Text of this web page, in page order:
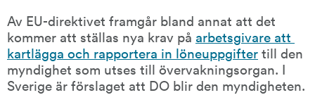
Av EU-direktivet framgår bland annat att det
kommer att ställas nya krav på arbetsgivare att
kartlägga och rapportera in löneuppgifter till den
myndighet som utses till övervakningsorgan. I
Sverige är förslaget att DO blir den myndigheten.